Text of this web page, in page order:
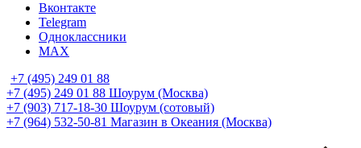
Вконтакте
Telegram
Одноклассники
MAX
+7 (495) 249 01 88
+7 (495) 249 01 88 Шоурум (Москва)
+7 (903) 717-18-30 Шоурум (сотовый)
+7 (964) 532-50-81 Магазин в Океания (Москва)